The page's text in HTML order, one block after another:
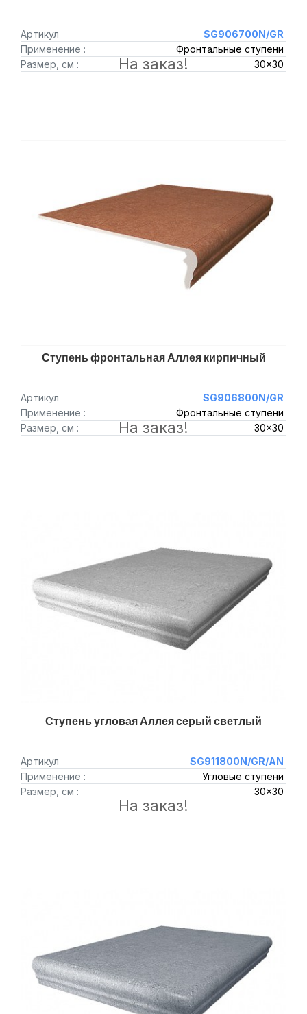
Артикул
SG906700N/GR
Применение :
Фронтальные ступени
Размер, см :
30x30
На заказ!
Ступень фронтальная Аллея кирпичный
Артикул
SG906800N/GR
Применение :
Фронтальные ступени
Размер, см :
30x30
На заказ!
Ступень угловая Аллея серый светлый
Артикул
SG911800N/GR/AN
Применение :
Угловые ступени
Размер, см :
30x30
На заказ!